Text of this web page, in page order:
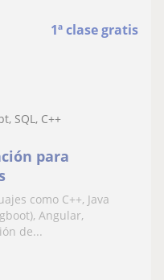
1ª clase gratis
SQL, C++
para
como C++, Java
Angular,
de...